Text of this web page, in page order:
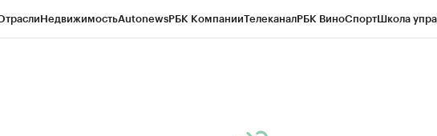
НедвижимостьAutonewsРБК КомпанииТелеканалРБК ВиноСпортШкола